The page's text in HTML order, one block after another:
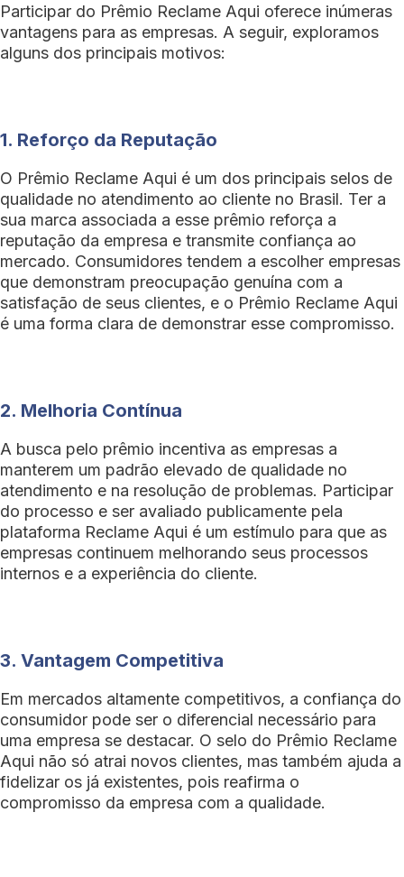
Participar do Prêmio Reclame Aqui oferece inúmeras
vantagens para as empresas. A seguir, exploramos
alguns dos principais motivos:
1. Reforço da Reputação
O Prêmio Reclame Aqui é um dos principais selos de
qualidade no atendimento ao cliente no Brasil. Ter a
sua marca associada a esse prêmio reforça a
reputação da empresa e transmite confiança ao
mercado. Consumidores tendem a escolher empresas
que demonstram preocupação genuína com a
satisfação de seus clientes, e o Prêmio Reclame Aqui
é uma forma clara de demonstrar esse compromisso.
2. Melhoria Contínua
A busca pelo prêmio incentiva as empresas a
manterem um padrão elevado de qualidade no
atendimento e na resolução de problemas. Participar
do processo e ser avaliado publicamente pela
plataforma Reclame Aqui é um estímulo para que as
empresas continuem melhorando seus processos
internos e a experiência do cliente.
3. Vantagem Competitiva
Em mercados altamente competitivos, a confiança do
consumidor pode ser o diferencial necessário para
uma empresa se destacar. O selo do Prêmio Reclame
Aqui não só atrai novos clientes, mas também ajuda a
fidelizar os já existentes, pois reafirma o
compromisso da empresa com a qualidade.